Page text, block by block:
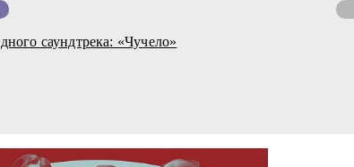
саундтрека: «Чучело»